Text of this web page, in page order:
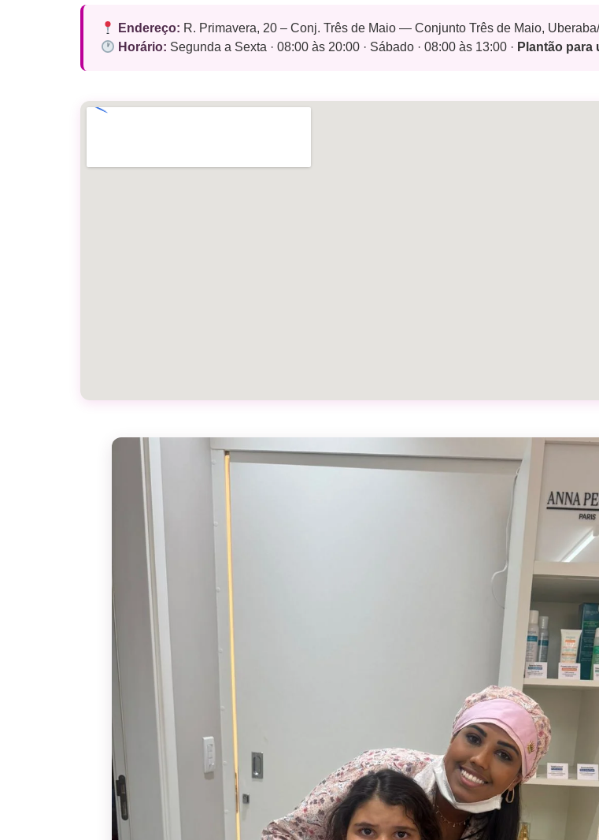
Endereço: R. Primavera, 20 – Conj. Três de Maio — Conjunto Três de Maio,
Horário: Segunda a Sexta · 08:00 às 20:00 · Sábado · 08:00 às 13:00 · Plantão para